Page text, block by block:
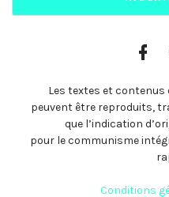
Les textes et contenus
peuvent être reproduits,
que l’indication
pour le communisme
Conditions